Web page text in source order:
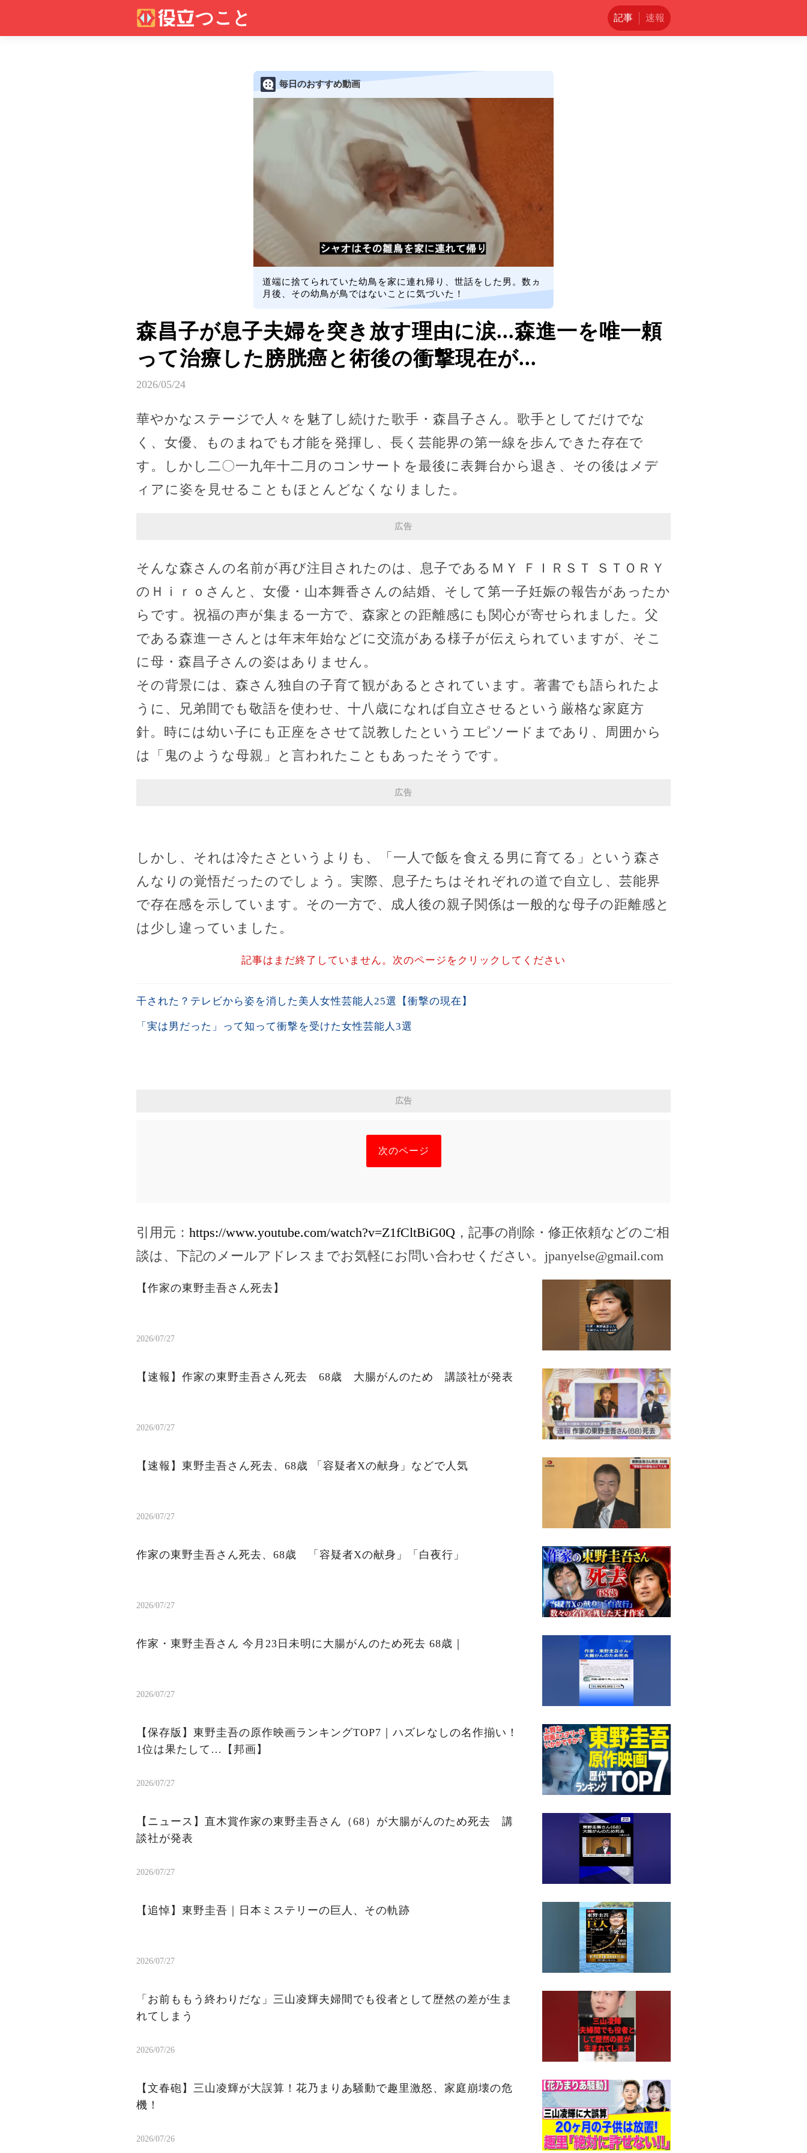
記事 速報
毎日のおすすめ動画
道端に捨てられていた幼鳥を家に連れ帰り、世話をした男。数ヵ
月後、その幼鳥が鳥ではないことに気づいた！
森昌子が息子夫婦を突き放す理由に涙...森進一を唯一頼
って治療した膀胱癌と術後の衝撃現在が...
2026/05/24
華やかなステージで人々を魅了し続けた歌手・森昌子さん。歌手としてだけでな
く、女優、ものまねでも才能を発揮し、長く芸能界の第一線を歩んできた存在で
す。しかし二〇一九年十二月のコンサートを最後に表舞台から退き、その後はメデ
ィアに姿を見せることもほとんどなくなりました。
広告
そんな森さんの名前が再び注目されたのは、息子であるＭＹ ＦＩＲＳＴ ＳＴＯＲＹ
のＨｉｒｏさんと、女優・山本舞香さんの結婚、そして第一子妊娠の報告があったか
らです。祝福の声が集まる一方で、森家との距離感にも関心が寄せられました。父
である森進一さんとは年末年始などに交流がある様子が伝えられていますが、そこ
に母・森昌子さんの姿はありません。
その背景には、森さん独自の子育て観があるとされています。著書でも語られたよ
うに、兄弟間でも敬語を使わせ、十八歳になれば自立させるという厳格な家庭方
針。時には幼い子にも正座をさせて説教したというエピソードまであり、周囲から
は「鬼のような母親」と言われたこともあったそうです。
広告
しかし、それは冷たさというよりも、「一人で飯を食える男に育てる」という森さ
んなりの覚悟だったのでしょう。実際、息子たちはそれぞれの道で自立し、芸能界
で存在感を示しています。その一方で、成人後の親子関係は一般的な母子の距離感と
は少し違っていました。
記事はまだ終了していません。次のページをクリックしてください
干された？テレビから姿を消した美人女性芸能人25選【衝撃の現在】
「実は男だった」って知って衝撃を受けた女性芸能人3選
広告
次のページ
引用元： https://www.youtube.com/watch?v=Z1fCltBiG0Q ，記事の削除・修正依頼などのご相
談は、下記のメールアドレスまでお気軽にお問い合わせください。 jpanyelse@gmail.com
【作家の東野圭吾さん死去】
2026/07/27
【速報】作家の東野圭吾さん死去 68歳 大腸がんのため 講談社が発表
2026/07/27
【速報】東野圭吾さん死去、68歳 「容疑者Xの献身」などで人気
2026/07/27
作家の東野圭吾さん死去、68歳 「容疑者Xの献身」「白夜行」
2026/07/27
作家・東野圭吾さん 今月23日未明に大腸がんのため死去 68歳｜
2026/07/27
【保存版】東野圭吾の原作映画ランキングTOP7｜ハズレなしの名作揃い！
1位は果たして…【邦画】
2026/07/27
【ニュース】直木賞作家の東野圭吾さん（68）が大腸がんのため死去 講
談社が発表
2026/07/27
【追悼】東野圭吾｜日本ミステリーの巨人、その軌跡
2026/07/27
「お前ももう終わりだな」三山凌輝夫婦間でも役者として歴然の差が生ま
れてしまう
2026/07/26
【文春砲】三山凌輝が大誤算！花乃まりあ騒動で趣里激怒、家庭崩壊の危
機！
2026/07/26